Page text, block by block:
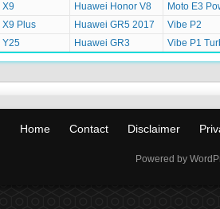
X9 Huawei Honor V8 Moto E3
X9 Plus Huawei GR5 2017 Vibe P2
Y25 Huawei GR3 Vibe P1
Home Contact Disclaimer
Powered by